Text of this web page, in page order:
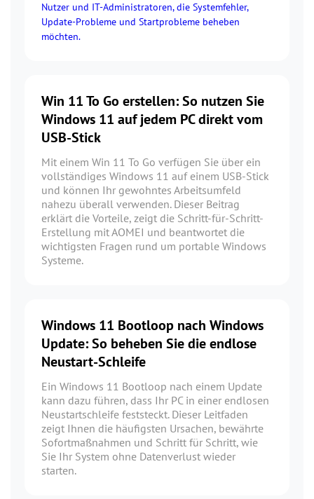
Nutzer und IT-Administratoren, die Systemfehler,
Update-Probleme und Startprobleme beheben
möchten.
Win 11 To Go erstellen: So nutzen Sie
Windows 11 auf jedem PC direkt vom
USB-Stick
Mit einem Win 11 To Go verfügen Sie über ein
vollständiges Windows 11 auf einem USB-Stick
und können Ihr gewohntes Arbeitsumfeld
nahezu überall verwenden. Dieser Beitrag
erklärt die Vorteile, zeigt die Schritt-für-Schritt-
Erstellung mit AOMEI und beantwortet die
wichtigsten Fragen rund um portable Windows
Systeme.
Windows 11 Bootloop nach Windows
Update: So beheben Sie die endlose
Neustart-Schleife
Ein Windows 11 Bootloop nach einem Update
kann dazu führen, dass Ihr PC in einer endlosen
Neustartschleife feststeckt. Dieser Leitfaden
zeigt Ihnen die häufigsten Ursachen, bewährte
Sofortmaßnahmen und Schritt für Schritt, wie
Sie Ihr System ohne Datenverlust wieder
starten.